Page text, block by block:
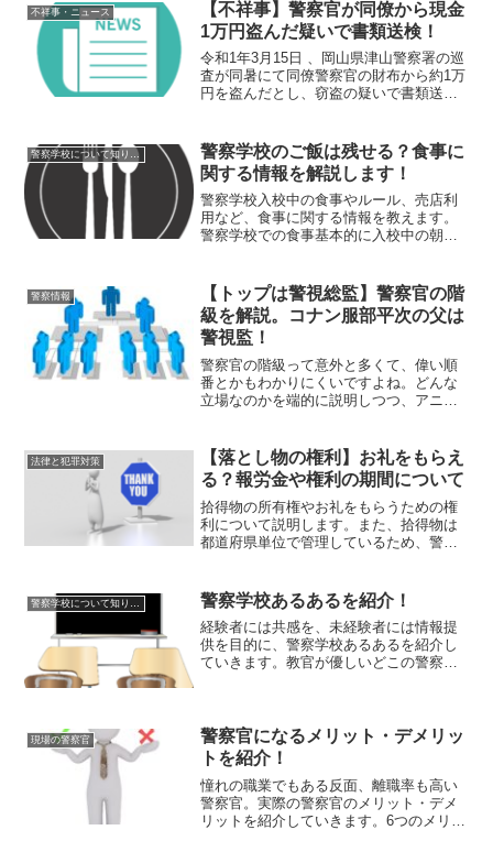
不祥事・ニュース
【不祥事】警察官が同僚から現金
1万円盗んだ疑いで書類送検！
令和1年3月15日 、岡山県津山警察署の巡
査が同暑にて同僚警察官の財布から約1万
円を盗んだとし、窃盗の疑いで書類送検
察署の巡査が同暑にて同僚警察官の財布
から約...
警察学校について知りたい
警察学校のご飯は残せる？食事に
関する情報を解説します！
警察学校入校中の食事やルール、売店利
用など、食事に関する情報を教えます。
警察学校での食事基本的に入校中の朝昼
差がありますが、私がいた警察学校の食
事は★☆☆☆☆です。食事...
警察情報
【トップは警視総監】警察官の階
級を解説。コナン服部平次の父は
警視監！
警察官の階級って意外と多くて、偉い順
番とかもわかりにくいですよね。どんな
立場なのかを端的に説明しつつ、アニメ
階級に区分上から警視総監、警視監、警
視長、警視正、警視、警...
法律と犯罪対策
【落とし物の権利】お礼をもらえ
る？報労金や権利の期間について
拾得物の所有権やお礼をもらうための権
利について説明します。また、拾得物は
都道府県単位で管理しているため、警察
物とは、簡単に言うと落とし物のことで
あり、遺失物が拾われた場...
警察学校あるあるを紹介！
経験者には共感を、未経験者には情報提
供を目的に、警察学校あるあるを紹介し
ていきます。教官が優しいどこの警察学
に気づきます。基本的に人...
現場の警察官
警察官になるメリット・デメリッ
トを紹介！
憧れの職業でもある反面、離職率も高い
警察官。実際の警察官のメリット・デメ
リットを紹介していきます。6つのメリッ